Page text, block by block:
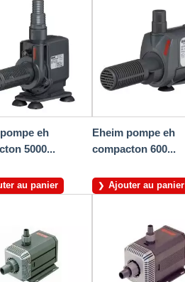
eh
5000...
au panier
Eheim pompe eh
compacton 600...
Ajouter au panier